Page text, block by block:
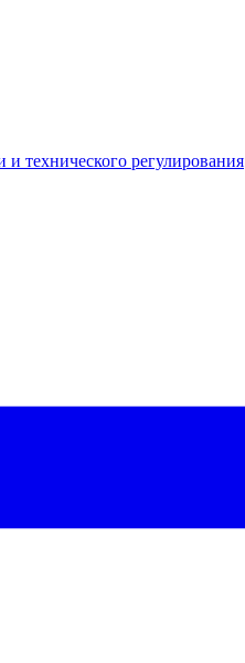
технического регулирования